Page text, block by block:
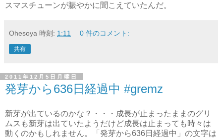
スマスチューンが賑やかに聞こえていたんだ。
Ohesoya 時刻: 1:11 0 件のコメント:
共有
2011年12月5日月曜日
発芽から636日経過中 #gremz
新芽が出ているのかな？・・・成長が止まったままのグリ
ムスも新芽は出ていたようだけど成長は止まっても時々は
動くのかもしれません。「発芽から636日経過中」の文字は